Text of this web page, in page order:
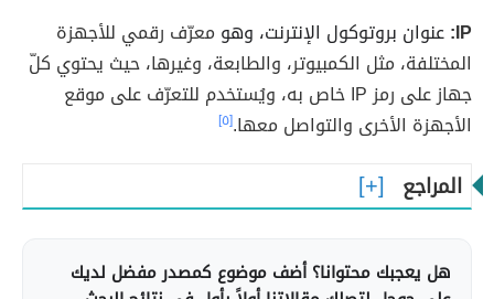
IP: عنوان بروتوكول الإنترنت، وهو معرّف رقمي للأجهزة
المختلفة، مثل الكمبيوتر، والطابعة، وغيرها، حيث يحتوي كلّ
جهاز على رمز IP خاص به، ويُستخدم للتعرّف على موقع
الأجهزة الأخرى والتواصل معها.[٥]
المراجع
هل يعجبك محتوانا؟ أضف موضوع كمصدر مفضل لديك